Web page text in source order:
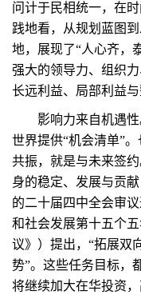
问计于民相统一，在
践地看，从规划蓝图
地，展现了“人心齐，
强大的领导力、组织
长远利益、局部利益与
影响力来自机遇性
世界提供“机会清单”
共振，就是与未来签
身的稳定、发展与贡
的二十届四中全会审
和社会发展第十五个
议》）提出，“拓展双
势”。这些任务目标，
将继续加大在华投资